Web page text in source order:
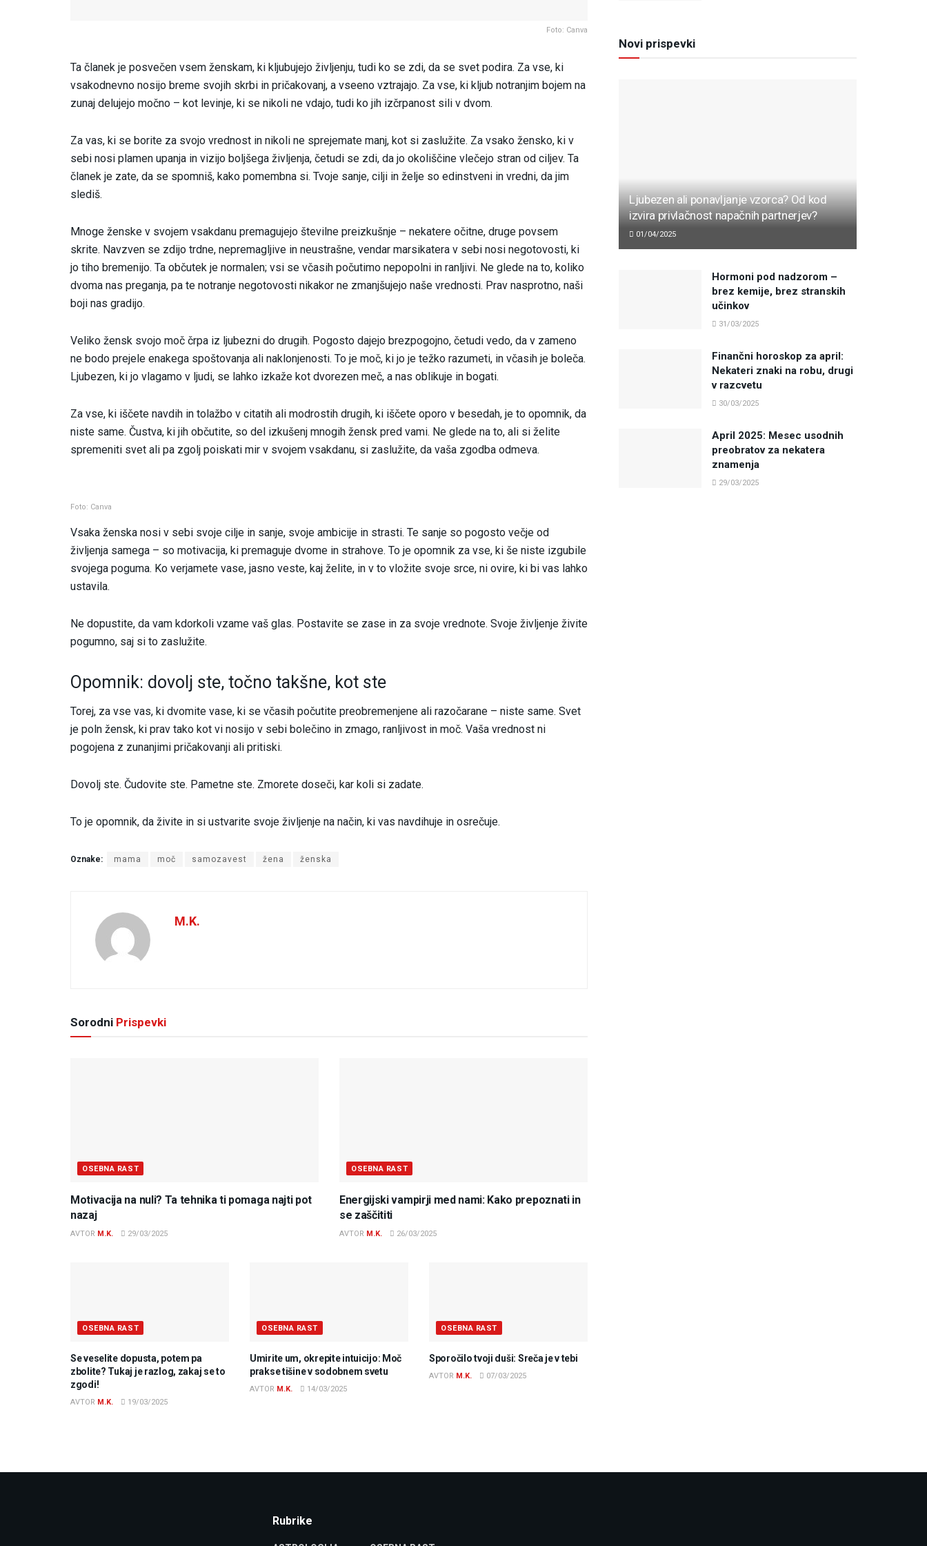
Foto: Canva
Ta članek je posvečen vsem ženskam, ki kljubujejo življenju, tudi ko se zdi, da se svet podira. Za vse, ki
vsakodnevno nosijo breme svojih skrbi in pričakovanj, a vseeno vztrajajo. Za vse, ki kljub notranjim bojem na
zunaj delujejo močno – kot levinje, ki se nikoli ne vdajo, tudi ko jih izčrpanost sili v dvom.
Za vas, ki se borite za svojo vrednost in nikoli ne sprejemate manj, kot si zaslužite. Za vsako žensko, ki v
sebi nosi plamen upanja in vizijo boljšega življenja, četudi se zdi, da jo okoliščine vlečejo stran od ciljev. Ta
članek je zate, da se spomniš, kako pomembna si. Tvoje sanje, cilji in želje so edinstveni in vredni, da jim
slediš.
Mnoge ženske v svojem vsakdanu premagujejo številne preizkušnje – nekatere očitne, druge povsem
skrite. Navzven se zdijo trdne, nepremagljive in neustrašne, vendar marsikatera v sebi nosi negotovosti, ki
jo tiho bremenijo. Ta občutek je normalen; vsi se včasih počutimo nepopolni in ranljivi. Ne glede na to, koliko
dvoma nas preganja, pa te notranje negotovosti nikakor ne zmanjšujejo naše vrednosti. Prav nasprotno, naši
boji nas gradijo.
Veliko žensk svojo moč črpa iz ljubezni do drugih. Pogosto dajejo brezpogojno, četudi vedo, da v zameno
ne bodo prejele enakega spoštovanja ali naklonjenosti. To je moč, ki jo je težko razumeti, in včasih je boleča.
Ljubezen, ki jo vlagamo v ljudi, se lahko izkaže kot dvorezen meč, a nas oblikuje in bogati.
Za vse, ki iščete navdih in tolažbo v citatih ali modrostih drugih, ki iščete oporo v besedah, je to opomnik, da
niste same. Čustva, ki jih občutite, so del izkušenj mnogih žensk pred vami. Ne glede na to, ali si želite
spremeniti svet ali pa zgolj poiskati mir v svojem vsakdanu, si zaslužite, da vaša zgodba odmeva.
Foto: Canva
Vsaka ženska nosi v sebi svoje cilje in sanje, svoje ambicije in strasti. Te sanje so pogosto večje od
življenja samega – so motivacija, ki premaguje dvome in strahove. To je opomnik za vse, ki še niste izgubile
svojega poguma. Ko verjamete vase, jasno veste, kaj želite, in v to vložite svoje srce, ni ovire, ki bi vas lahko
ustavila.
Ne dopustite, da vam kdorkoli vzame vaš glas. Postavite se zase in za svoje vrednote. Svoje življenje živite
pogumno, saj si to zaslužite.
Opomnik: dovolj ste, točno takšne, kot ste
Torej, za vse vas, ki dvomite vase, ki se včasih počutite preobremenjene ali razočarane – niste same. Svet
je poln žensk, ki prav tako kot vi nosijo v sebi bolečino in zmago, ranljivost in moč. Vaša vrednost ni
pogojena z zunanjimi pričakovanji ali pritiski.
Dovolj ste. Čudovite ste. Pametne ste. Zmorete doseči, kar koli si zadate.
To je opomnik, da živite in si ustvarite svoje življenje na način, ki vas navdihuje in osrečuje.
Oznake: mama moč samozavest žena ženska
M.K.
Sorodni Prispevki
OSEBNA RAST
Motivacija na nuli? Ta tehnika ti pomaga najti pot
nazaj
AVTOR M.K. 29/03/2025
OSEBNA RAST
Energijski vampirji med nami: Kako prepoznati in
se zaščititi
AVTOR M.K. 26/03/2025
OSEBNA RAST
Se veselite dopusta, potem pa
zbolite? Tukaj je razlog, zakaj se to
zgodi!
AVTOR M.K. 19/03/2025
OSEBNA RAST
Umirite um, okrepite intuicijo: Moč
prakse tišine v sodobnem svetu
AVTOR M.K. 14/03/2025
OSEBNA RAST
Sporočilo tvoji duši: Sreča je v tebi
AVTOR M.K. 07/03/2025
Novi prispevki
Ljubezen ali ponavljanje vzorca? Od kod
izvira privlačnost napačnih partnerjev?
01/04/2025
Hormoni pod nadzorom –
brez kemije, brez stranskih
učinkov
31/03/2025
Finančni horoskop za april:
Nekateri znaki na robu, drugi
v razcvetu
30/03/2025
April 2025: Mesec usodnih
preobratov za nekatera
znamenja
29/03/2025
Rubrike